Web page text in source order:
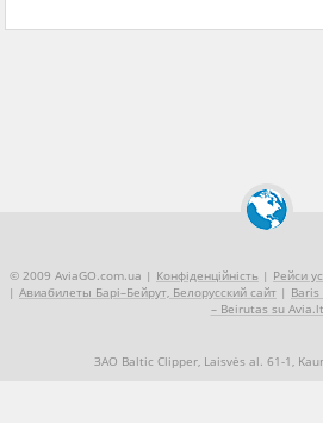
© 2009 AviaGO.com.ua | Конфіденційність | Рейси
| Авиабилеты Барі–Бейрут, Белорусский сайт |
– Beirutas su Avia.lt
ЗАО Baltic Clipper, Laisvės al. 61-1,